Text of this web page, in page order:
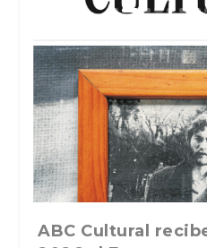
La verdadera
ABC Cultural
La cultura de la